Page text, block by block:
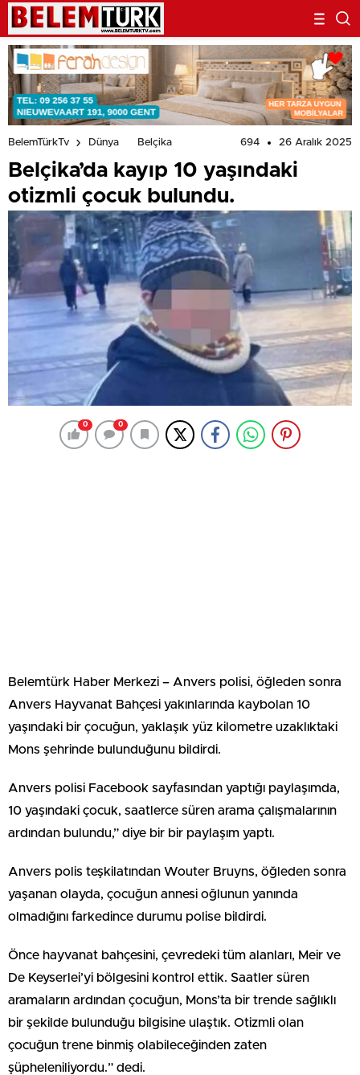
BelemTürkTv Dünya Belçika 694 26 Aralık 2025
Belçika’da kayıp 10 yaşındaki
otizmli çocuk bulundu.
0 0
Belemtürk Haber Merkezi – Anvers polisi, öğleden sonra
Anvers Hayvanat Bahçesi yakınlarında kaybolan 10
yaşındaki bir çocuğun, yaklaşık yüz kilometre uzaklıktaki
Mons şehrinde bulunduğunu bildirdi.
Anvers polisi Facebook sayfasından yaptığı paylaşımda,
10 yaşındaki çocuk, saatlerce süren arama çalışmalarının
ardından bulundu,” diye bir bir paylaşım yaptı.
Anvers polis teşkilatından Wouter Bruyns, öğleden sonra
yaşanan olayda, çocuğun annesi oğlunun yanında
olmadığını farkedince durumu polise bildirdi.
Önce hayvanat bahçesini, çevredeki tüm alanları, Meir ve
De Keyserlei’yi bölgesini kontrol ettik. Saatler süren
aramaların ardından çocuğun, Mons’ta bir trende sağlıklı
bir şekilde bulunduğu bilgisine ulaştık. Otizmli olan
çocuğun trene binmiş olabileceğinden zaten
şüpheleniliyordu.” dedi.